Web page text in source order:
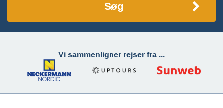
Søg
Vi sammenligner rejser fra ...